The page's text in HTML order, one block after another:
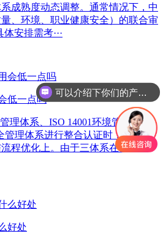
成熟度动态调整。通常情况下，中
、环境、职业健康安全）的联合审
安排需考···
低一点吗
理体系、ISO 14001环境管理体系
管理体系进行整合认证时，费用优
程优化上。由于三体系在标准框
好处
可以介绍下你们的产品么